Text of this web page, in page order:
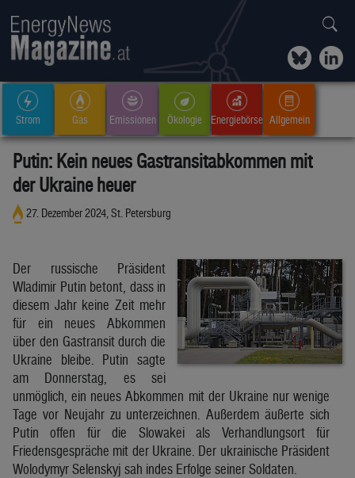
Strom Gas Emissionen Ökologie Energiebörse Allgemein
Putin: Kein neues Gastransitabkommen mit
der Ukraine heuer
27. Dezember 2024, St. Petersburg
Der russische Präsident
Wladimir Putin betont, dass in
diesem Jahr keine Zeit mehr
für ein neues Abkommen
über den Gastransit durch die
Ukraine bleibe. Putin sagte
am Donnerstag, es sei
unmöglich, ein neues Abkommen mit der Ukraine nur wenige
Tage vor Neujahr zu unterzeichnen. Außerdem äußerte sich
Putin offen für die Slowakei als Verhandlungsort für
Friedensgespräche mit der Ukraine. Der ukrainische Präsident
Wolodymyr Selenskyj sah indes Erfolge seiner Soldaten.